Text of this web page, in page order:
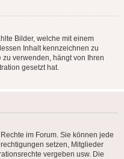
Bilder, welche mit einem
Inhalt kennzeichnen zu
verwenden, hängt von Ihren
gesetzt hat.
im Forum. Sie können jede
setzen, Mitglieder
vergeben usw. Die